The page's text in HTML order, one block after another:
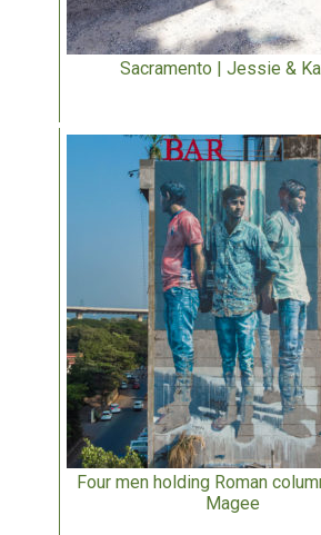
Sacramento | Jessie &
Four men holding Roman
Magee